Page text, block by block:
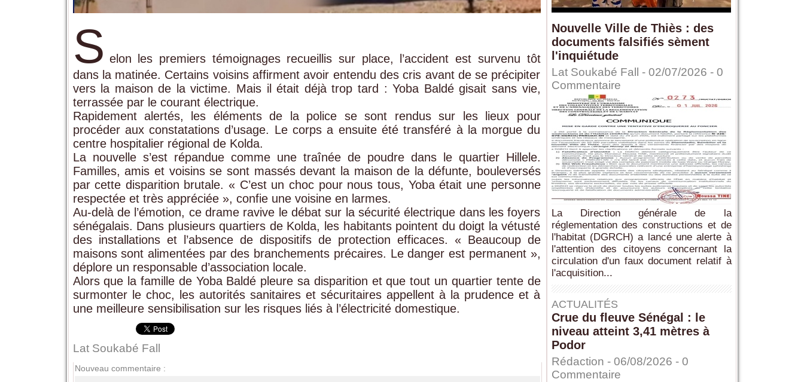
S elon les premiers témoignages recueillis sur place, l’accident est survenu tôt
dans la matinée. Certains voisins affirment avoir entendu des cris avant de se précipiter
vers la maison de la victime. Mais il était déjà trop tard : Yoba Baldé gisait sans vie,
terrassée par le courant électrique.
Rapidement alertés, les éléments de la police se sont rendus sur les lieux pour
procéder aux constatations d’usage. Le corps a ensuite été transféré à la morgue du
centre hospitalier régional de Kolda.
La nouvelle s’est répandue comme une traînée de poudre dans le quartier Hillele.
Familles, amis et voisins se sont massés devant la maison de la défunte, bouleversés
par cette disparition brutale. « C’est un choc pour nous tous, Yoba était une personne
respectée et très appréciée », confie une voisine en larmes.
Au-delà de l’émotion, ce drame ravive le débat sur la sécurité électrique dans les foyers
sénégalais. Dans plusieurs quartiers de Kolda, les habitants pointent du doigt la vétusté
des installations et l’absence de dispositifs de protection efficaces. « Beaucoup de
maisons sont alimentées par des branchements précaires. Le danger est permanent »,
déplore un responsable d’association locale.
Alors que la famille de Yoba Baldé pleure sa disparition et que tout un quartier tente de
surmonter le choc, les autorités sanitaires et sécuritaires appellent à la prudence et à
une meilleure sensibilisation sur les risques liés à l’électricité domestique.
Lat Soukabé Fall
Nouveau commentaire :
Nouvelle Ville de Thiès : des
documents falsifiés sèment
l'inquiétude
Lat Soukabé Fall - 02/07/2026 - 0
Commentaire
La Direction générale de la
réglementation des constructions et de
l'habitat (DGRCH) a lancé une alerte à
l'attention des citoyens concernant la
circulation d'un faux document relatif à
l'acquisition...
ACTUALITÉS
Crue du fleuve Sénégal : le
niveau atteint 3,41 mètres à
Podor
Rédaction - 06/08/2026 - 0
Commentaire